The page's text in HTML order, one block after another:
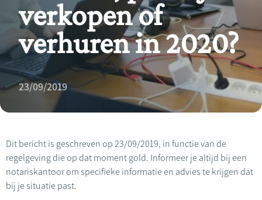
verkopen of
verhuren in 2020?
23/09/2019
Dit bericht is geschreven op 23/09/2019, in functie van de
regelgeving die op dat moment gold. Informeer je altijd bij een
notariskantoor om specifieke informatie en advies te krijgen dat
bij je situatie past.